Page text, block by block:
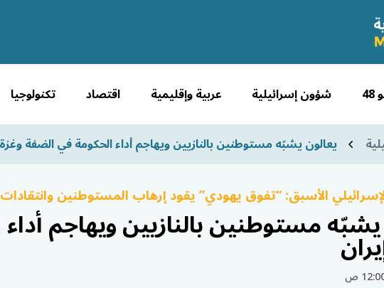
شؤون إسرائيلية عربية وإقليمية اقتصاد تكنولوجيا
يعالون يشبّه مستوطنين بالنازيين ويهاجم أداء الحكومة في الضفة
الأسبق: “تفوق يهودي” يقود إرهاب المستوطنين
مستوطنين بالنازيين ويهاجم